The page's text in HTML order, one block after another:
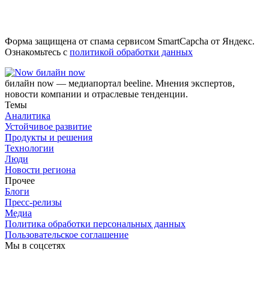
Форма защищена от спама сервисом SmartCapcha от Яндекс.
Ознакомьтесь с политикой обработки данных
билайн now
билайн now — медиапортал beeline. Мнения экспертов,
новости компании и отраслевые тенденции.
Темы
Аналитика
Устойчивое развитие
Продукты и решения
Технологии
Люди
Новости региона
Прочее
Блоги
Пресс-релизы
Медиа
Политика обработки персональных данных
Пользовательское соглашение
Мы в соцсетях